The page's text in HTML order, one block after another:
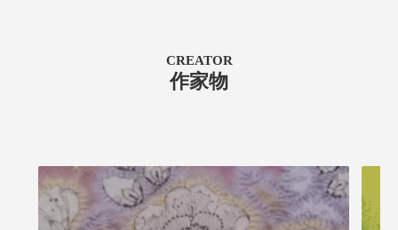
CREATOR
作家物